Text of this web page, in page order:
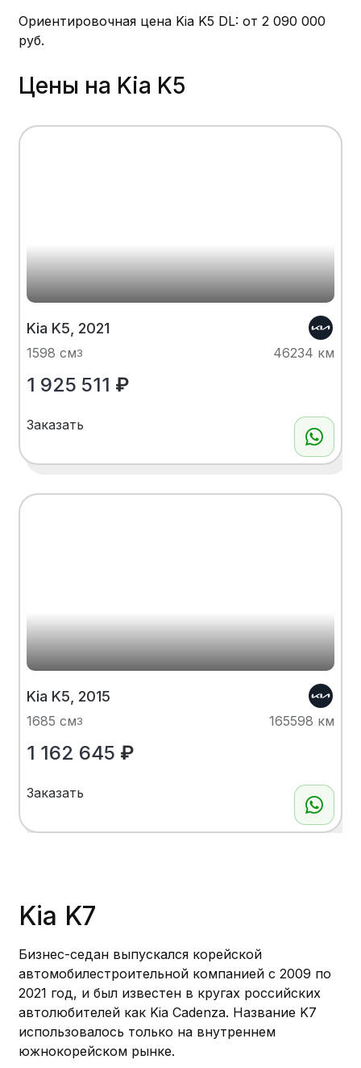
Ориентировочная цена Kia K5 DL: от 2 090 000
руб.
Цены на Kia K5
Kia K5, 2021
1598 см3 46234 км
1 925 511 ₽
Заказать
Kia K5, 2015
1685 см3 165598 км
1 162 645 ₽
Заказать
Kia K7
Бизнес-седан выпускался корейской
автомобилестроительной компанией с 2009 по
2021 год, и был известен в кругах российских
автолюбителей как Kia Cadenza. Название K7
использовалось только на внутреннем
южнокорейском рынке.